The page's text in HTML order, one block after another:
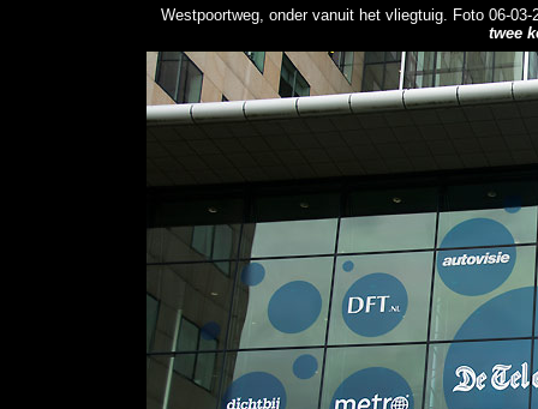
Westpoortweg, onder vanuit het vliegtuig. Foto 06-
twee